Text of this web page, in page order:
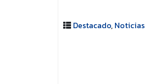
Destacado, Noticias